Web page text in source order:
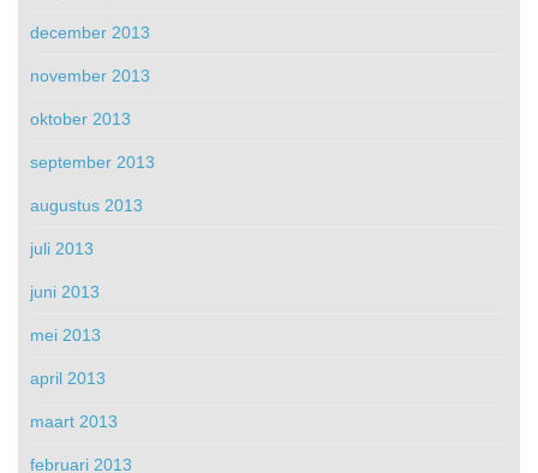
december 2013
november 2013
oktober 2013
september 2013
augustus 2013
juli 2013
juni 2013
mei 2013
april 2013
maart 2013
februari 2013